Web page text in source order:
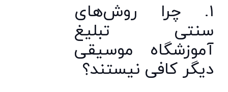
۱. چرا روش‌های
سنتی تبلیغ
آموزشگاه موسیقی
دیگر کافی نیستند؟